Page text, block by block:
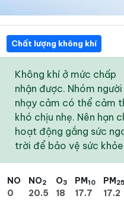
27 ° /
Chất lượng không khí
Không khí ở mức chấp
nhận được. Nhóm người
nhạy cảm có thể cảm
khó chịu nhẹ. Nên hạn
hoạt động gắng sức
trời để bảo vệ sức
NO
0
NO2
20.5
O3
18
PM10
17.7
PM25
17.2